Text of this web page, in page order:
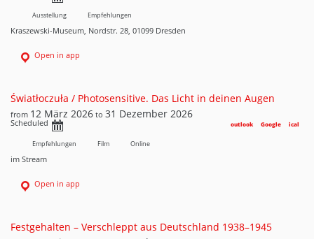
Ausstellung Empfehlungen
Kraszewski-Museum, Nordstr. 28, 01099 Dresden
Open in app
Światłoczuła / Photosensitive. Das Licht in deinen Augen
from 12 März 2026 to 31 Dezember 2026
Scheduled ical
Google
outlook
Empfehlungen Film Online
im Stream
Open in app
Festgehalten – Verschleppt aus Deutschland 1938–1945